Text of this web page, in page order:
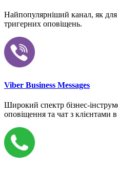
Найпопулярніший канал, як для
тригерних оповіщень.
Viber Business Messages
Широкий спектр бізнес-
оповіщення та чат з клієнтами